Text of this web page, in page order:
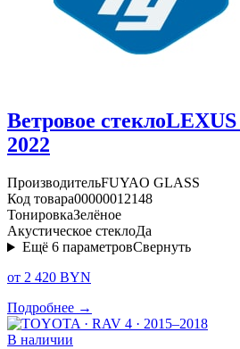
Ветровое стеклоLEXUS
2022
ПроизводительFUYAO GLASS
Код товара00000012148
ТонировкаЗелёное
Акустическое стеклоДа
Ещё 6 параметровСвернуть
от 2 420 BYN
Подробнее →
В наличии